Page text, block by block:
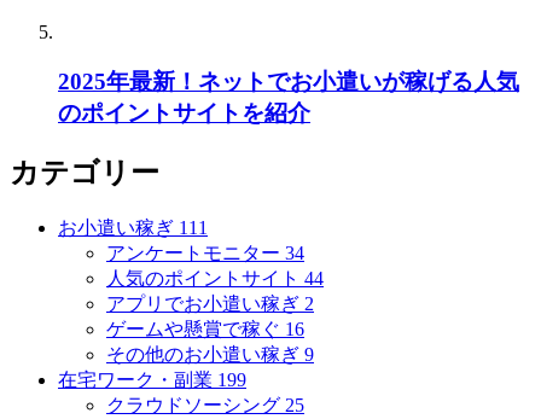
2025年最新！ネットでお小遣いが稼げる人気
のポイントサイトを紹介
カテゴリー
お小遣い稼ぎ 111
アンケートモニター 34
人気のポイントサイト 44
アプリでお小遣い稼ぎ 2
ゲームや懸賞で稼ぐ 16
その他のお小遣い稼ぎ 9
在宅ワーク・副業 199
クラウドソーシング 25